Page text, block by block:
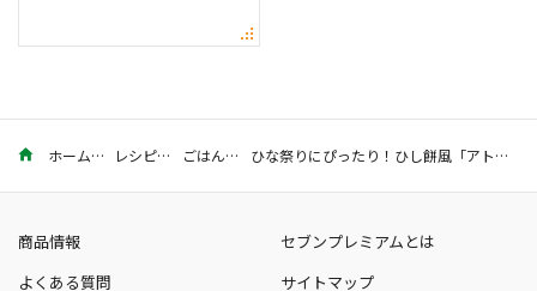
ホーム レシピ ごはん ひな祭りにぴったり！ひし餅風「アトランティックサーモン」の押し寿司レシピ
商品情報
セブンプレミアムとは
よくある質問
サイトマップ